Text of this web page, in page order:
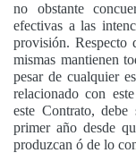
no obstante
efectivas a las
provisión. Respecto
mismas mantienen
pesar de cualquier
relacionado con
este Contrato,
primer año desde
produzcan ó de lo